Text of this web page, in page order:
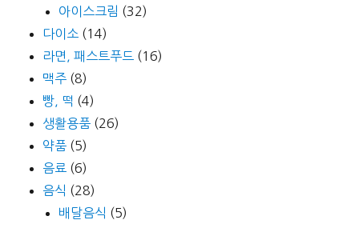
아이스크림 (32)
다이소 (14)
라면, 패스트푸드 (16)
맥주 (8)
빵, 떡 (4)
생활용품 (26)
약품 (5)
음료 (6)
음식 (28)
배달음식 (5)